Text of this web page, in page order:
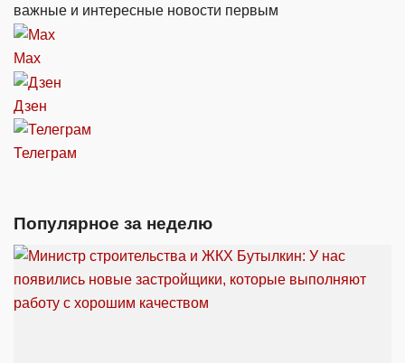
важные и интересные новости первым
Max
Дзен
Телеграм
Популярное за неделю